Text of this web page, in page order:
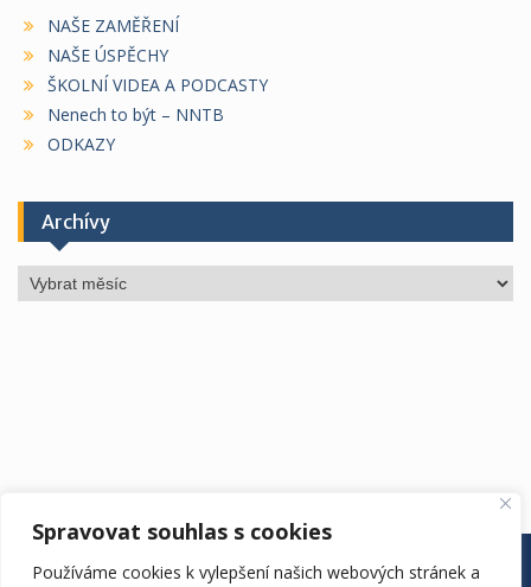
Spravovat souhlas s cookies
Používáme cookies k vylepšení našich webových stránek a
NAŠE ZAMĚŘENÍ
NAŠE ÚSPĚCHY
ŠKOLNÍ VIDEA A PODCASTY
Nenech to být – NNTB
ODKAZY
Archívy
Archívy
ÚŘEDNÍ DESKA ŠKOLA ŠKOLNÍ ROK
DRUŽINA